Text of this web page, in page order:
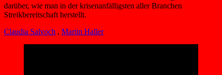
darüber, wie man in der krisenanfälligsten aller Branchen
Streikbereitschaft herstellt.
Claudia Salvoch , Martin Haller